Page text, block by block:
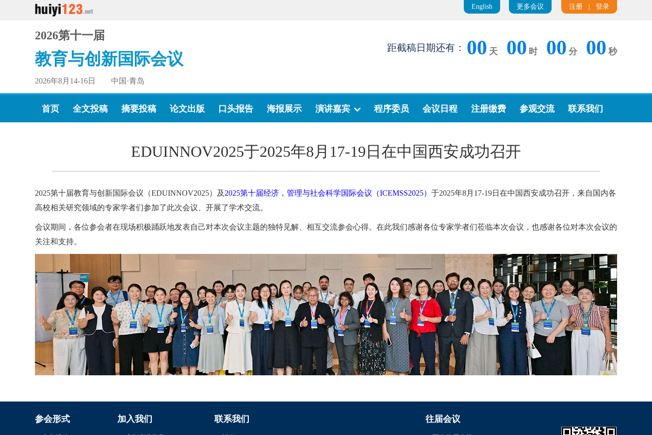
注册 登录
更多会议
English
2026第十一届
教育与创新国际会议
2026年8月14-16日 中国·青岛
距截稿日期还有： 00 天 00 时 00 分 00 秒
首页 全文投稿 摘要投稿 论文出版 口头报告 海报展示 演讲嘉宾 程序委员 会议日程 注册缴费 参观交流 联系我们
EDUINNOV2025于2025年8月17-19日在中国西安成功召开
2025第十届教育与创新国际会议（EDUINNOV2025）及 2025第十届经济，管理与社会科学国际会议（ICEMSS2025） 于2025年8月17-19日在中国西安成功召开，来自国内各
高校相关研究领域的专家学者们参加了此次会议、开展了学术交流。
会议期间，各位参会者在现场积极踊跃地发表自己对本次会议主题的独特见解、相互交流参会心得。在此我们感谢各位专家学者们莅临本次会议，也感谢各位对本次会议的
关注和支持。
参会形式 加入我们 联系我们 往届会议